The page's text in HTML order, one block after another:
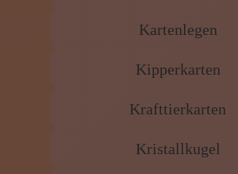
Kartenlegen
Kipperkarten
Krafttierkarten
Kristallkugel